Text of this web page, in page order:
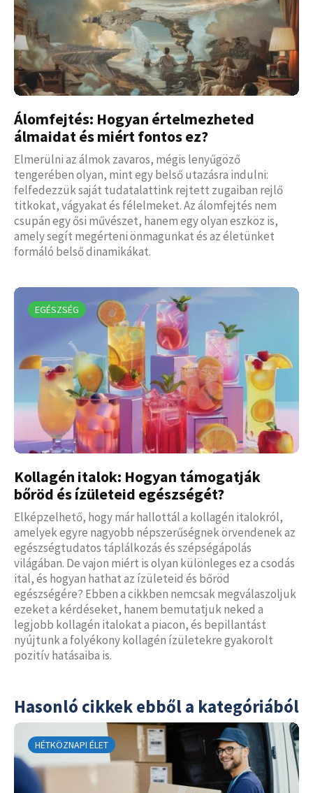
Álomfejtés: Hogyan értelmezheted
álmaidat és miért fontos ez?
Elmerülni az álmok zavaros, mégis lenyűgöző
tengerében olyan, mint egy belső utazásra indulni:
felfedezzük saját tudatalattink rejtett zugaiban rejlő
titkokat, vágyakat és félelmeket. Az álomfejtés nem
csupán egy ősi művészet, hanem egy olyan eszköz is,
amely segít megérteni önmagunkat és az életünket
formáló belső dinamikákat.
EGÉSZSÉG
Kollagén italok: Hogyan támogatják
bőröd és ízületeid egészségét?
Elképzelhető, hogy már hallottál a kollagén italokról,
amelyek egyre nagyobb népszerűségnek örvendenek az
egészségtudatos táplálkozás és szépségápolás
világában. De vajon miért is olyan különleges ez a csodás
ital, és hogyan hathat az ízületeid és bőröd
egészségére? Ebben a cikkben nemcsak megválaszoljuk
ezeket a kérdéseket, hanem bemutatjuk neked a
legjobb kollagén italokat a piacon, és bepillantást
nyújtunk a folyékony kollagén ízületekre gyakorolt
pozitív hatásaiba is.
Hasonló cikkek ebből a kategóriából
HÉTKÖZNAPI ÉLET